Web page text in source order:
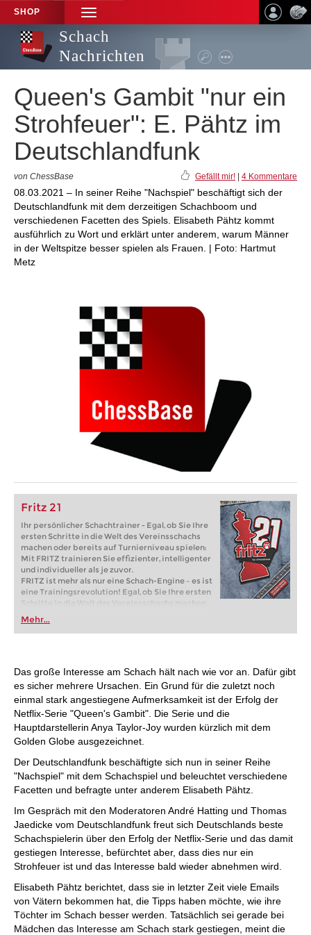
SHOP
TOGGLE
NAVIGATION
Schach
Nachrichten
Queen's Gambit "nur ein
Strohfeuer": E. Pähtz im
Deutschlandfunk
von ChessBase Gefällt mir! 4 Kommentare
08.03.2021 – In seiner Reihe "Nachspiel" beschäftigt sich der
Deutschlandfunk mit dem derzeitigen Schachboom und
verschiedenen Facetten des Spiels. Elisabeth Pähtz kommt
ausführlich zu Wort und erklärt unter anderem, warum Männer
in der Weltspitze besser spielen als Frauen. | Foto: Hartmut
Metz
Fritz 21
Ihr persönlicher Schachtrainer - Egal, ob Sie Ihre
ersten Schritte in die Welt des Vereinsschachs
machen oder bereits auf Turnierniveau spielen:
Mit FRITZ trainieren Sie effizienter, intelligenter
und individueller als je zuvor.
FRITZ ist mehr als nur eine Schach-Engine – es ist
eine Trainingsrevolution! Egal, ob Sie Ihre ersten
Schritte in die Welt des Vereinsschachs machen
oder bereits auf Turnierniveau spielen: Mit
FRITZ trainieren Sie effizienter, intelligenter und
individueller als je zuvor.
Mehr...
Das große Interesse am Schach hält nach wie vor an. Dafür gibt
es sicher mehrere Ursachen. Ein Grund für die zuletzt noch
einmal stark angestiegene Aufmerksamkeit ist der Erfolg der
Netflix-Serie "Queen's Gambit". Die Serie und die
Hauptdarstellerin Anya Taylor-Joy wurden kürzlich mit dem
Golden Globe ausgezeichnet.
Der Deutschlandfunk beschäftigte sich nun in seiner Reihe
"Nachspiel" mit dem Schachspiel und beleuchtet verschiedene
Facetten und befragte unter anderem Elisabeth Pähtz.
Im Gespräch mit den Moderatoren André Hatting und Thomas
Jaedicke vom Deutschlandfunk freut sich Deutschlands beste
Schachspielerin über den Erfolg der Netflix-Serie und das damit
gestiegen Interesse, befürchtet aber, dass dies nur ein
Strohfeuer ist und das Interesse bald wieder abnehmen wird.
Elisabeth Pähtz berichtet, dass sie in letzter Zeit viele Emails
von Vätern bekommen hat, die Tipps haben möchte, wie ihre
Töchter im Schach besser werden. Tatsächlich sei gerade bei
Mädchen das Interesse am Schach stark gestiegen, meint die